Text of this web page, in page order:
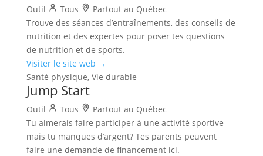
Outil Tous
Partout au Québec
Trouve des séances d’entraînements, des conseils de
nutrition et des expertes pour poser tes questions
de nutrition et de sports.
Visiter le site web →
Santé physique, Vie durable
Jump Start
Outil Tous
Partout au Québec
Tu aimerais faire participer à une activité sportive
mais tu manques d’argent? Tes parents peuvent
faire une demande de financement ici.